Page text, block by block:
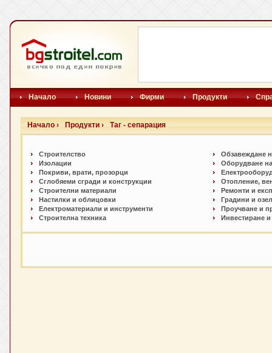
Начало Новини Фирми Продукти
Начало › Продукти › Таг - сепарация
Строителство
Изолации
Покриви, врати, прозорци
Сглобяеми сгради и конструкции
Строителни материали
Настилки и облицовки
Електроматериали и инструменти
Строителна техника
Обзавеждане
Оборудване
Отопление,
Ремонти и
Градини и
Проучване и
Инвестиране